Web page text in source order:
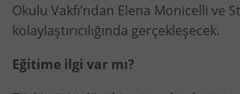
Okulu Vakfı’ndan Elena Monicelli ve
kolaylaştırıcılığında gerçekleşecek.
Eğitime ilgi var mı?